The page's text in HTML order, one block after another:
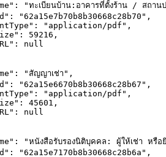
: "ทะเบียนบ้าน:อาคารที่ตั้งร้าน / สถานป
: "62a15e7b70b8b30668c28b70 " ,
: " application/pdf " ,
: 59216 ,
: null
: "สัญญาเช่า " ,
: "62a15e6670b8b30668c28b67 " ,
: " application/pdf " ,
: 45601 ,
: null
: "หนังสือรับรองนิติบุคคล: ผู้ให้เช่า หรือ
: "62a15e7170b8b30668c28b6a " ,